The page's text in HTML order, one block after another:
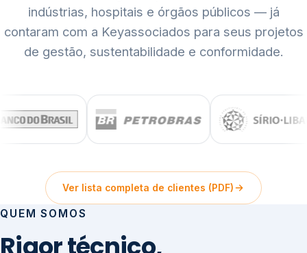
indústrias, hospitais e órgãos públicos — já
contaram com a Keyassociados para seus projetos
de gestão, sustentabilidade e conformidade.
Ver lista completa de clientes (PDF)
QUEM SOMOS